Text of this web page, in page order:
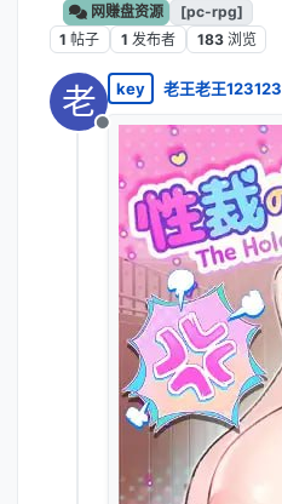
网赚盘资源
[pc-rpg]
1 帖子 1 发布者 183 浏览
老
离线
key 老王老王123123